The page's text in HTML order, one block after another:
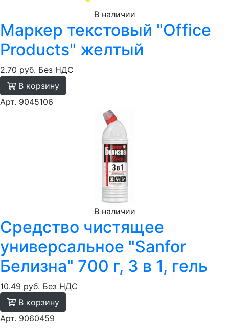
В наличии
Маркер текстовый "Office
Products" желтый
2.70 руб. Без НДС
В корзину
Арт. 9045106
В наличии
Средство чистящее
универсальное "Sanfor
Белизна" 700 г, 3 в 1, гель
10.49 руб. Без НДС
В корзину
Арт. 9060459